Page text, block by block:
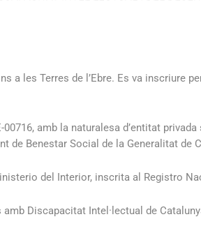
a les Terres de l’Ebre. Es va inscriure
amb la naturalesa d’entitat
de Benestar Social de la Generalitat de
del Interior, inscrita al Registro
Discapacitat Intel·lectual de